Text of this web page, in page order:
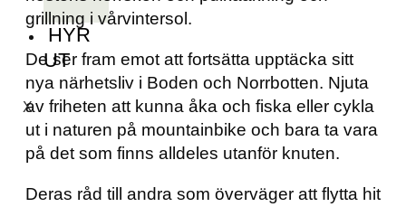
HYR
UT
X
grillning i vårvintersol.
De ser fram emot att fortsätta upptäcka sitt
nya närhetsliv i Boden och Norrbotten. Njuta
av friheten att kunna åka och fiska eller cykla
ut i naturen på mountainbike och bara ta vara
på det som finns alldeles utanför knuten.
Deras råd till andra som överväger att flytta hit